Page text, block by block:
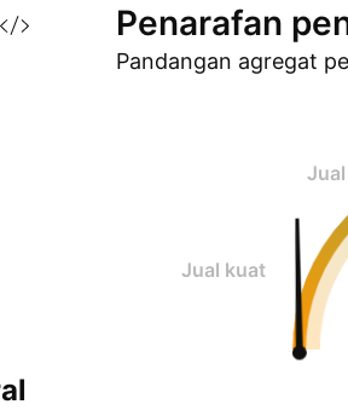
Penarafan
Pandangan agregat
Jual
Jual kuat